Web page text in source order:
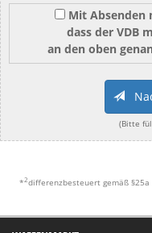
Mit Absenden
dass der VDB
an den oben
(Bitte
*2differenzbesteuert gemäß §25a